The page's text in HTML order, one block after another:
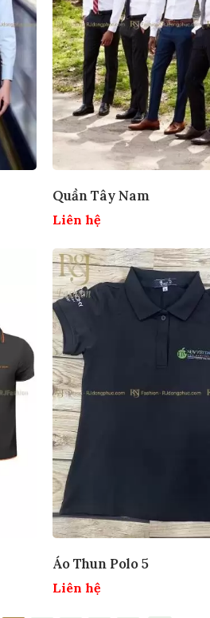
Quần Tây Nam
Liên hệ
Áo Thun Polo 5
Liên hệ